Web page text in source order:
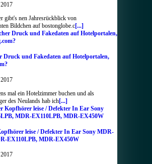
gibt's nen Jahresrückblick von
Bildchen auf bostonglobe.c[...]
Druck und Fakedaten auf Hotelportalen,
mal ein Hotelzimmer buchen und als
des Neulands hab ich[...]
leise / Defekter In Ear Sony MDR-
EX110LPB, MDR-EX450W